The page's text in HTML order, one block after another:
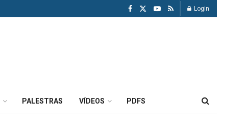
Login
PALESTRAS VÍDEOS PDFS